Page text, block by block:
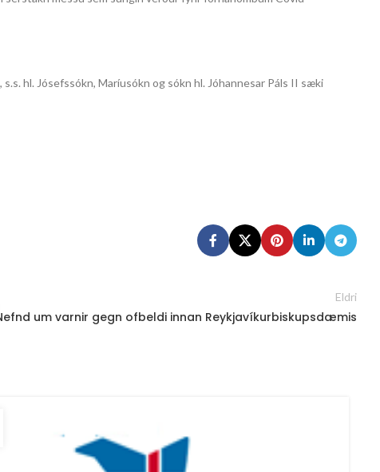
hl. Jósefssókn, Maríusókn og sókn hl. Jóhannesar Páls II sæki
Eldri
um varnir gegn ofbeldi innan Reykjavíkurbiskupsdæmis